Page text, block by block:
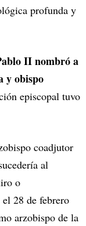
profunda y
II nombró a
y obispo
episcopal tuvo
coadjutor
al
o
28 de febrero
arzobispo de la